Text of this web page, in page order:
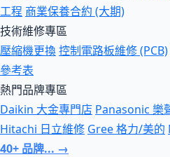
工程 商業保養合約 (大期)
技術維修專區
壓縮機更換控制電路板維修 (PCB)
參考表
熱門品牌專區
Daikin 大金專門店 Panasonic 樂
Hitachi 日立維修 Gree 格力/美的
40+ 品牌... →